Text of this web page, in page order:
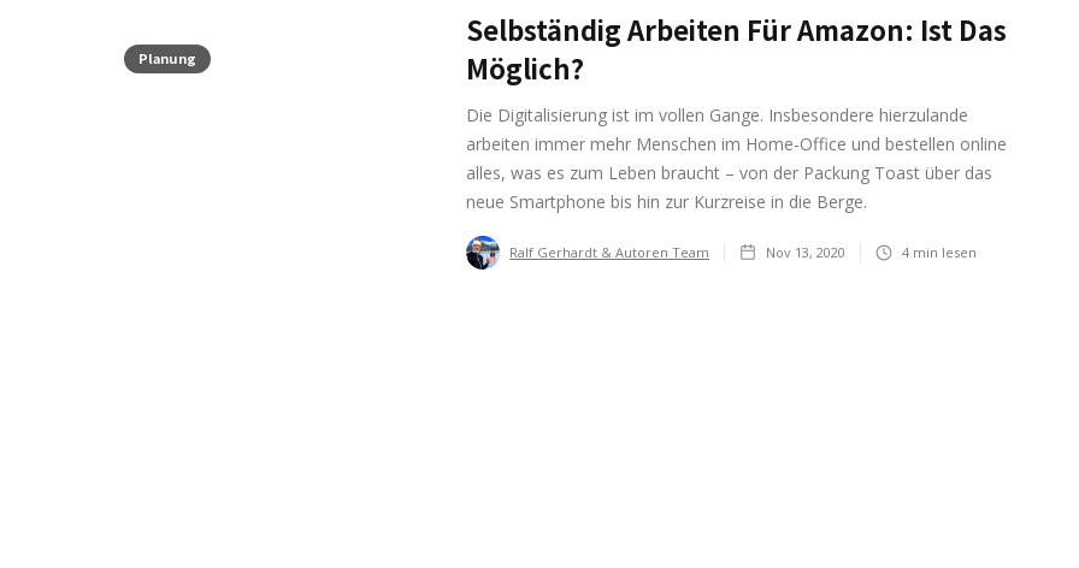
Planung
Selbständig Arbeiten Für Amazon: Ist Das
Möglich?
Die Digitalisierung ist im vollen Gange. Insbesondere hierzulande
arbeiten immer mehr Menschen im Home-Office und bestellen online
alles, was es zum Leben braucht – von der Packung Toast über das
neue Smartphone bis hin zur Kurzreise in die Berge.
Ralf Gerhardt & Autoren Team Nov 13, 2020 4 min lesen